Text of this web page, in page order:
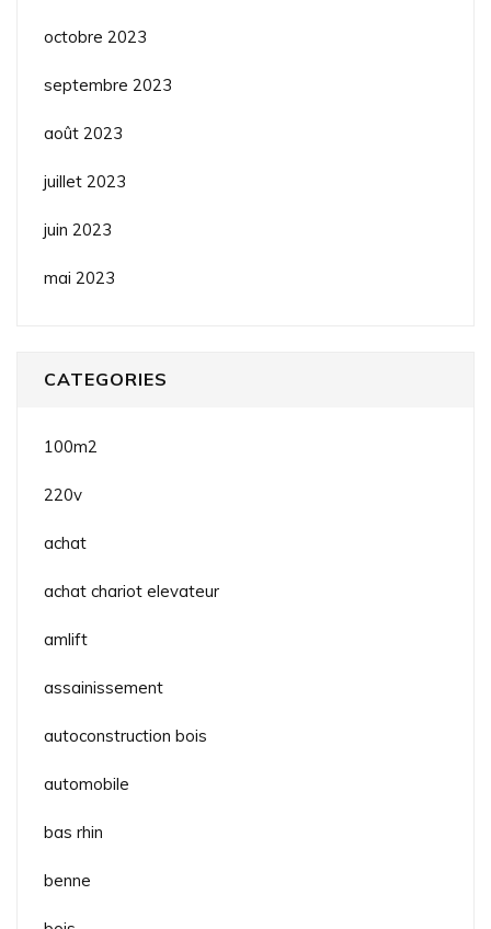
octobre 2023
septembre 2023
août 2023
juillet 2023
juin 2023
mai 2023
CATEGORIES
100m2
220v
achat
achat chariot elevateur
amlift
assainissement
autoconstruction bois
automobile
bas rhin
benne